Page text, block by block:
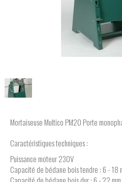
Mortaiseuse Multico PM20 Porte
Caractéristiques techniques :
Puissance moteur 230V
Capacité de bédane bois tendre : 6 - 18